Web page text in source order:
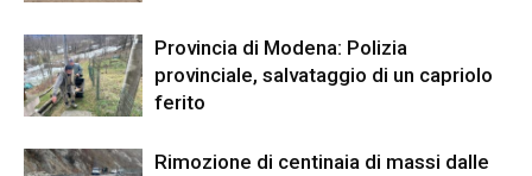
Provincia di Modena: Polizia
provinciale, salvataggio di un capriolo
ferito
Rimozione di centinaia di massi dalle